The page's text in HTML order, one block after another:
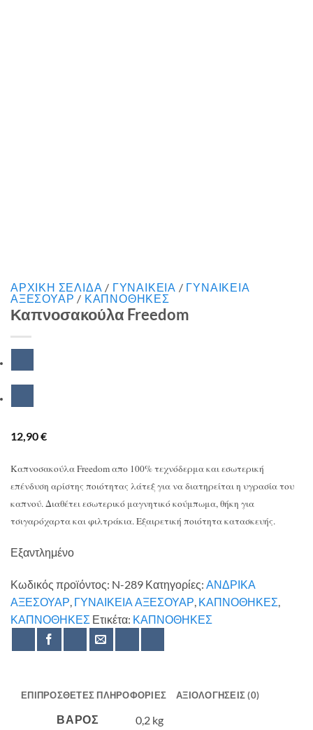
ΑΡΧΙΚΉ ΣΕΛΊΔΑ / ΓΥΝΑΙΚΕΙΑ / ΓΥΝΑΙΚΕΙΑ
ΑΞΕΣΟΥΑΡ / ΚΑΠΝΟΘΗΚΕΣ
Καπνοσακούλα Freedom
12,90€
Καπνοσακούλα Freedom απο 100% τεχνόδερμα και εσωτερική
επένδυση αρίστης ποιότητας λάτεξ για να διατηρείται η υγρασία του
καπνού. Διαθέτει εσωτερικό μαγνητικό κούμπωμα, θήκη για
τσιγαρόχαρτα και φιλτράκια. Εξαιρετική ποιότητα κατασκευής.
Εξαντλημένο
Κωδικός προϊόντος: N-289 Κατηγορίες: ΑΝΔΡΙΚΑ
ΑΞΕΣΟΥΑΡ, ΓΥΝΑΙΚΕΙΑ ΑΞΕΣΟΥΑΡ, ΚΑΠΝΟΘΗΚΕΣ,
ΚΑΠΝΟΘΗΚΕΣ Ετικέτα: ΚΑΠΝΟΘΗΚΕΣ
ΕΠΙΠΡΌΣΘΕΤΕΣ ΠΛΗΡΟΦΟΡΊΕΣ ΑΞΙΟΛΟΓΉΣΕΙΣ (0)
ΒΆΡΟΣ 0,2 kg